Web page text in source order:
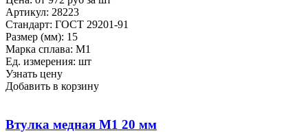
Артикул: 28223
Стандарт: ГОСТ 29201-91
Размер (мм): 15
Марка сплава: М1
Ед. измерения: шт
Узнать цену
Добавить в корзину
Втулка медная М1 20 мм